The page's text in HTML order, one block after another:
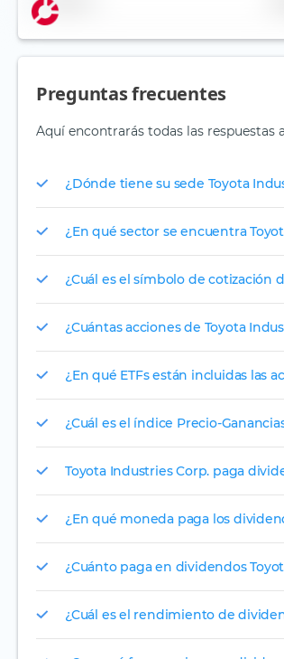
Preguntas frecuentes
Aquí encontrarás todas las respuestas
¿Dónde tiene su sede Toyota
¿En qué sector se encuentra
¿Cuál es el símbolo de cotización
¿Cuántas acciones de Toyota
¿En qué ETFs están incluidas las
¿Cuál es el índice Precio-
Toyota Industries Corp. paga
¿En qué moneda paga los
¿Cuánto paga en dividendos
¿Cuál es el rendimiento de